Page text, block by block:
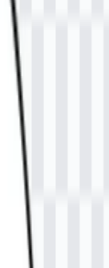
pendidikan
pada tahun
pada
untuk
Bagi pengunjung
Samudra
terkait dengan
dengan elemen
persatuan,
Hal ini
konteks
dipadukan
yang
komunikasi